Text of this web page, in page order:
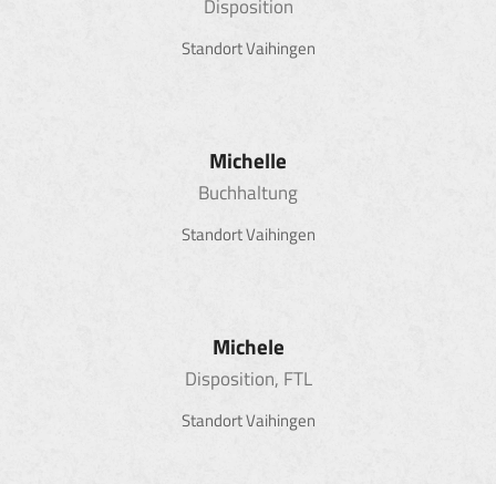
Disposition
Standort Vaihingen
Michelle
Buchhaltung
Standort Vaihingen
Michele
Disposition, FTL
Standort Vaihingen